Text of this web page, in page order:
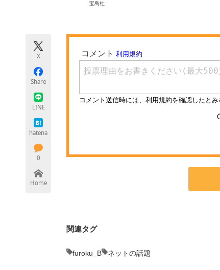
宝島社
X
Share
LINE
hatena
0
Home
関連タグ
furoku_B ネットの話題